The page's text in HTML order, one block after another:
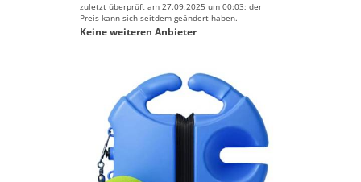
zuletzt überprüft am 27.09.2025 um 00:03; der
Preis kann sich seitdem geändert haben.
Keine weiteren Anbieter